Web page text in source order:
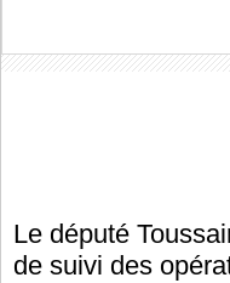
Le député
de suivi des